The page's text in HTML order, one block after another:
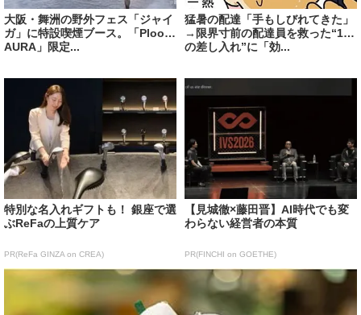
大阪・舞洲の野外フェス「ジャイ
ガ」に特設喫煙ブース。「Ploom
AURA」限定...
猛暑の配達「手もしびれてきた」
→限界寸前の配達員を救った“1つ
の差し入れ”に「効...
特別な名入れギフトも！ 銀座で選
ぶReFaの上質ケア
PR(ReFa GINZA on CREA)
【見城徹×藤田晋】AI時代でも変
わらない経営者の本質
PR(FINCHI on GOETHE)